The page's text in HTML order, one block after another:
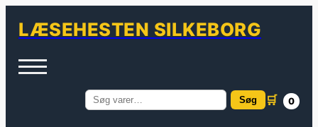
LÆSEHESTEN SILKEBORG
Søg
Søg 🛒 0